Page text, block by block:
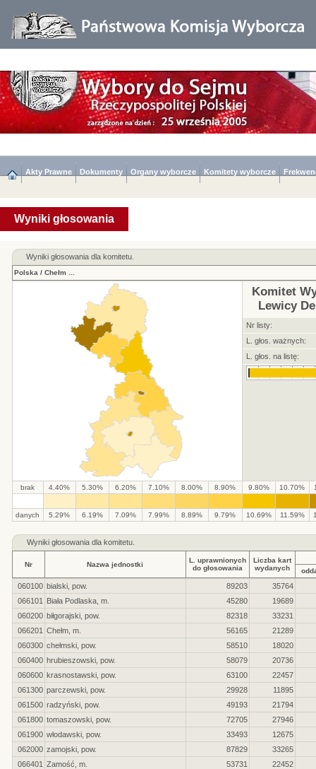
Akty Prawne Dokumenty Organy wyborcze Komitety wyborcze
Wyniki głosowania
Wyniki głosowania dla komitetu.
Polska / Chełm...
Komitet
Lewicy
Nr listy:
L. głos. ważnych:
L. głos. na listę:
brak 4.40% 5.30% 6.20% 7.10% 8.00% 8.90% 9.80% 10.70%
danych 5.29% 6.19% 7.09% 7.99% 8.89% 9.79% 10.69% 11.59%
Wyniki głosowania dla komitetu.
Nr Nazwa jednostki
L. uprawnionych
do głosowania
Liczba kart
wydanych
060100 bialski, pow. 89203
35764
066101
Biała Podlaska, m. 45280
19689
060200 biłgorajski, pow. 82318
33231
066201 Chełm, m. 56165
21289
060300 chełmski, pow. 58510
18020
060400 hrubieszowski, pow. 58079
20736
060600 krasnostawski, pow. 63100
22457
061300 parczewski, pow. 29928
11895
061500 radzyński, pow. 49193
21794
061800 tomaszowski, pow. 72705
27946
061900 włodawski, pow. 33493
12675
062000 zamojski, pow. 87829
33265
066401 Zamość, m. 53731
22452